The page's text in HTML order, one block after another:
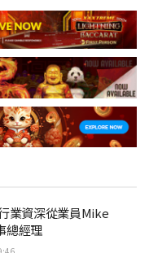
業資深從業員Mike
總經理